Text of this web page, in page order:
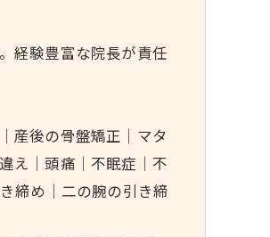
経験豊富な院長が責任
産後の骨盤矯正｜マタ
え｜頭痛｜不眠症｜不
締め｜二の腕の引き締